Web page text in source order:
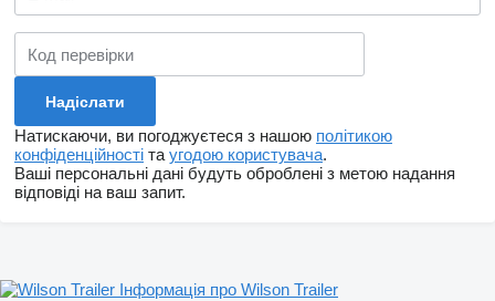
Натискаючи, ви погоджуєтеся з нашою політикою
конфіденційності та угодою користувача.
Ваші персональні дані будуть оброблені з метою надання
відповіді на ваш запит.
Інформація про Wilson Trailer